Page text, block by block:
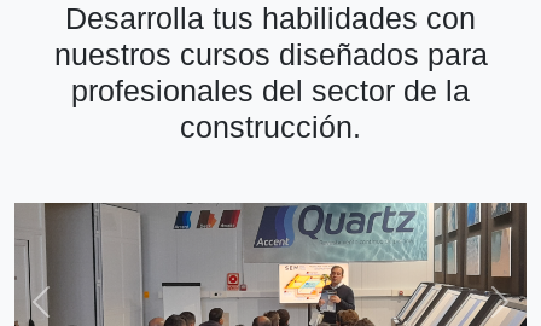
Desarrolla tus habilidades con
nuestros cursos diseñados para
profesionales del sector de la
construcción.
Previous Next